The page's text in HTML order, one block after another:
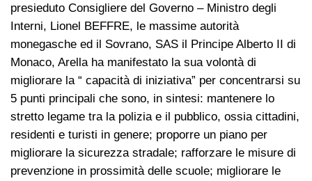
presieduto Consigliere del Governo – Ministro degli
Interni, Lionel BEFFRE, le massime autorità
monegasche ed il Sovrano, SAS il Principe Alberto II di
Monaco, Arella ha manifestato la sua volontà di
migliorare la “ capacità di iniziativa” per concentrarsi su
5 punti principali che sono, in sintesi: mantenere lo
stretto legame tra la polizia e il pubblico, ossia cittadini,
residenti e turisti in genere; proporre un piano per
migliorare la sicurezza stradale; rafforzare le misure di
prevenzione in prossimità delle scuole; migliorare le